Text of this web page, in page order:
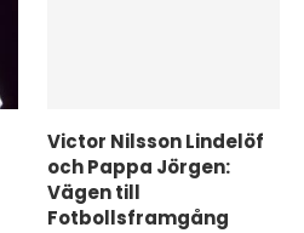
Victor Nilsson Lindelöf
och Pappa Jörgen:
Vägen till
Fotbollsframgång